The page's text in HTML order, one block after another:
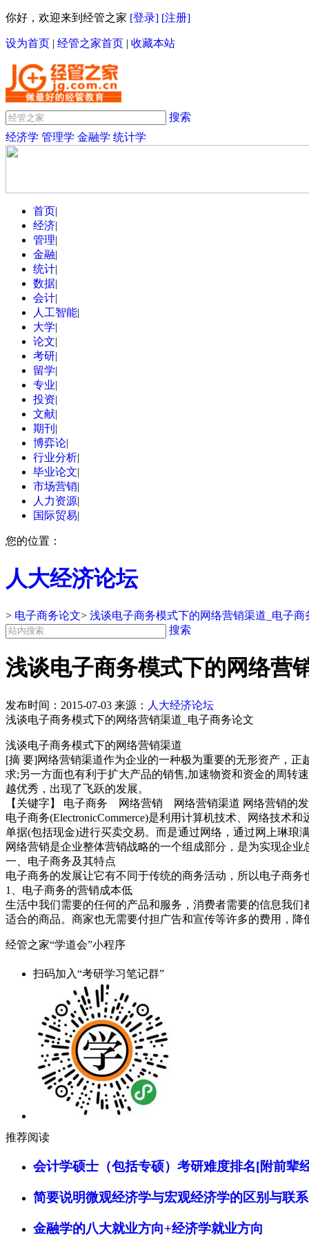
你好，欢迎来到经管之家 [登录] [注册]
设为首页 | 经管之家首页 | 收藏本站
搜索
经济学 管理学 金融学 统计学
首页|
经济|
管理|
金融|
统计|
数据|
会计|
人工智能|
大学|
论文|
考研|
留学|
专业|
投资|
文献|
期刊 |
博弈论|
行业分析|
毕业论文|
市场营销|
人力资源|
国际贸易|
您的位置：
人大经济论坛
> 电子商务论文> 浅谈电子商务模式下的网络营销渠道_电子商
搜索
浅谈电子商务模式下的网络营
发布时间： 2015-07-03 来源： 人大经济论坛
浅谈电子商务模式下的网络营销渠道_电子商务论文
浅谈电子商务模式下的网络营销渠道
[摘 要]网络营销渠道作为企业的一种极为重要的无形资产，
求;另一方面也有利于扩大产品的销售,加速物资和资金的周转
越优秀，出现了飞跃的发展。
【关键字】 电子商务 网络营销 网络营销渠道 网络营销的
电子商务(ElectronicCommerce)是利用计算机技术、网络技术
单据(包括现金)进行买卖交易。而是通过网络，通过网上琳琅
网络营销是企业整体营销战略的一个组成部分，是为实现企
一、电子商务及其特点
电子商务的发展让它有不同于传统的商务活动，所以电子商
1、电子商务的营销成本低
生活中我们需要的任何的产品和服务，消费者需要的信息我
适合的商品。商家也无需要付担广告和宣传等许多的费用，降
经管之家“学道会”小程序
扫码加入“考研学习笔记群”
推荐阅读
会计学硕士（包括专硕）考研难度排名[附前辈
简要说明微观经济学与宏观经济学的区别与联系
金融学的八大就业方向+经济学就业方向